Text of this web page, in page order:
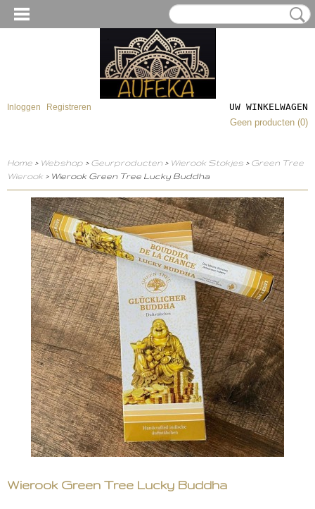
Inloggen Registreren
UW WINKELWAGEN
Geen producten (0)
Home > Webshop > Geurproducten > Wierook Stokjes > Green Tree
Wierook > Wierook Green Tree Lucky Buddha
Wierook Green Tree Lucky Buddha